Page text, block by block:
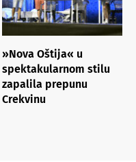
»Nova Oštija« u
spektakularnom stilu
zapalila prepunu
Crekvinu